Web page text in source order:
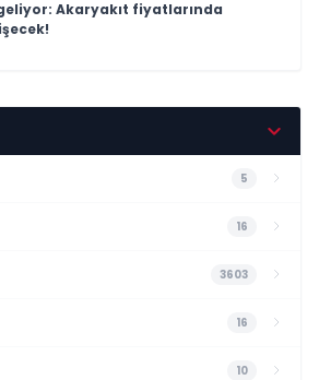
Akaryakıt fiyatlarında
5
16
3603
16
10